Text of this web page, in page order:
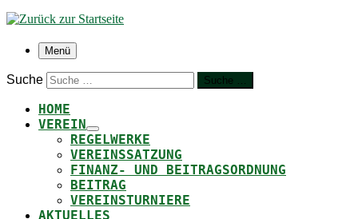
Menü
Suche Suche …
HOME
VEREIN
REGELWERKE
VEREINSSATZUNG
FINANZ- UND BEITRAGSORDNUNG
BEITRAG
VEREINSTURNIERE
AKTUELLES